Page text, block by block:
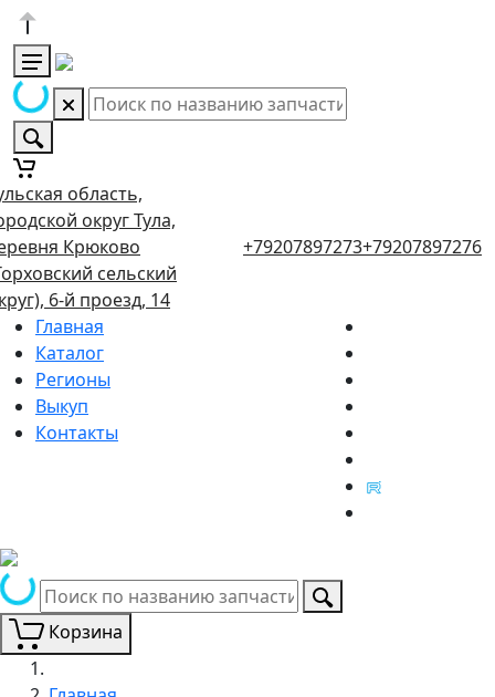
область,
округ Тула,
Крюково
сельский
6-й проезд, 14
+79207897273+79207897276
Главная
Каталог
Регионы
Выкуп
Контакты
Корзина